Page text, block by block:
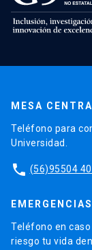
MESA
Teléfono para
Universidad.
phone (56)95504
Teléfono en
riesgo tu vida